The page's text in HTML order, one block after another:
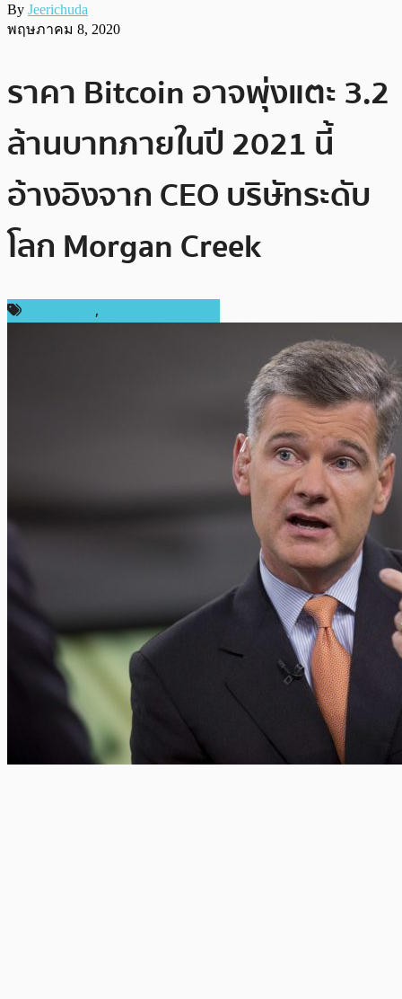
By Jeerichuda
พฤษภาคม 8, 2020
ราคา Bitcoin อาจพุ่งแตะ 3.2
ล้านบาทภายในปี 2021 นี้
อ้างอิงจาก CEO บริษัทระดับ
โลก Morgan Creek
,